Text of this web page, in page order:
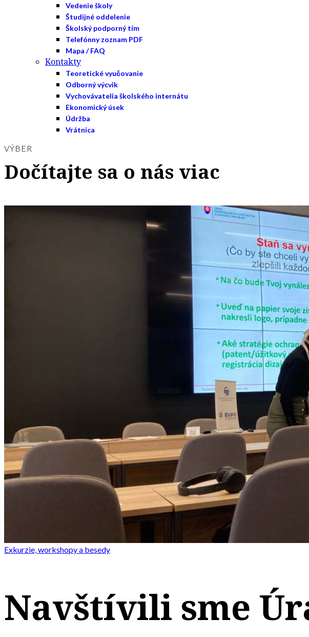
Vedenie školy
Študijné oddelenie
Školský podporný tím
Telefónny zoznam PDF
Mapa / FAQ
Kontakty
Teoretické vyučovanie
Odborný výcvik
Vychovávatelia školského internátu
Ekonomický úsek
Údržba
Vrátnica
VÝBER
Dočítajte sa o nás viac
Exkurzie, workshopy a besedy
Navštívili sme